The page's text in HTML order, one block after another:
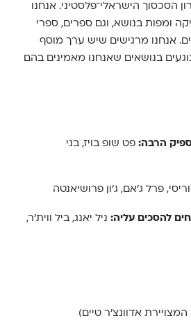
הסכסוך הישראלי־פלסטיני. אנחנו
ומפות בנושא, וגם ספרים, ספרי
אנחנו מרגישים שיש ערך מוסף
בנושאים שאנחנו מאמינים בהם
הרבה:פט שופ בויז, בני
פרל ג׳אם, ג׳ון פרושיאנטה
להסכים עליה:ניל יאנג, ביל ווית׳ר,
אדוונצ׳ר טיים)